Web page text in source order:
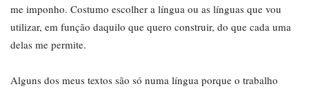
me imponho. Costumo escolher a língua ou as línguas que vou
utilizar, em função daquilo que quero construir, do que cada uma
delas me permite.
Alguns dos meus textos são só numa língua porque o trabalho